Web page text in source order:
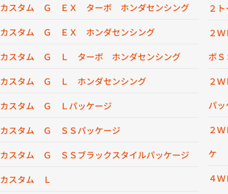
カスタム Ｇ ＥＸ ターボ ホンダセンシング
カスタム Ｇ ＥＸ ホンダセンシング
カスタム Ｇ Ｌ ターボ ホンダセンシング
カスタム Ｇ Ｌ ホンダセンシング
カスタム Ｇ Ｌパッケージ
カスタム Ｇ ＳＳパッケージ
カスタム Ｇ ＳＳブラックスタイルパッケージ
カスタム Ｌ
２
２
ボ
２
パ
２
ケ
４